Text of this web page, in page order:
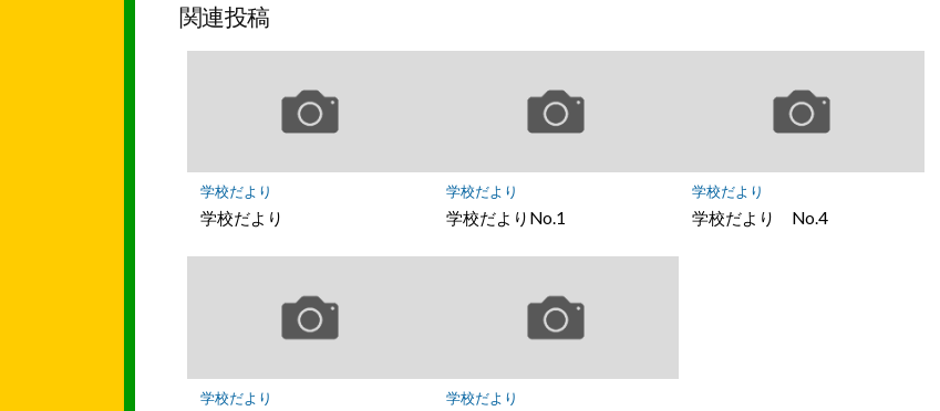
マ
保
存
関連投稿
学校だより
学校だより
学校だより
学校だよりNo.1
学校だより
学校だより No.4
学校だより 学校だより